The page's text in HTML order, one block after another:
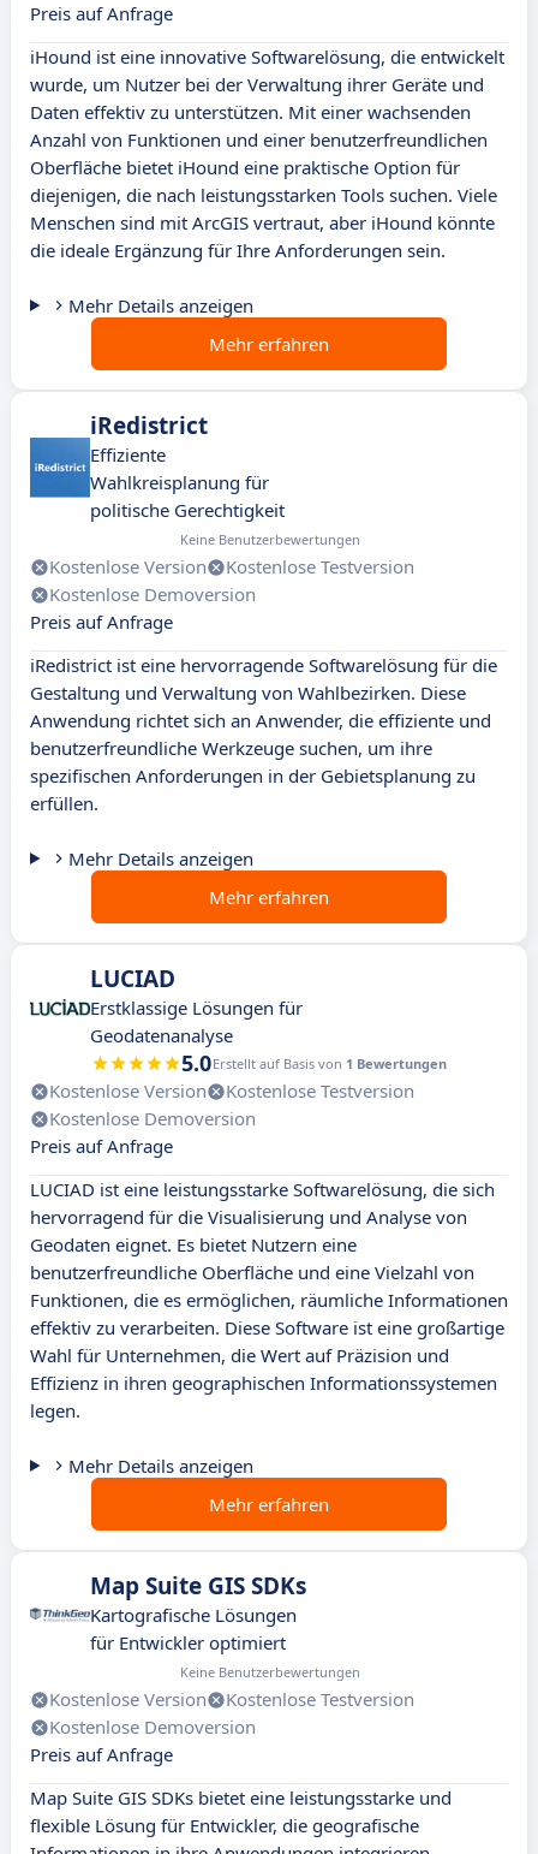
Preis auf Anfrage
iHound ist eine innovative Softwarelösung, die entwickelt
wurde, um Nutzer bei der Verwaltung ihrer Geräte und
Daten effektiv zu unterstützen. Mit einer wachsenden
Anzahl von Funktionen und einer benutzerfreundlichen
Oberfläche bietet iHound eine praktische Option für
diejenigen, die nach leistungsstarken Tools suchen. Viele
Menschen sind mit ArcGIS vertraut, aber iHound könnte
die ideale Ergänzung für Ihre Anforderungen sein.
Mehr Details anzeigen
Mehr erfahren
iRedistrict
Effiziente
Wahlkreisplanung für
politische Gerechtigkeit
Keine Benutzerbewertungen
Kostenlose Version
Kostenlose Testversion
Kostenlose Demoversion
Preis auf Anfrage
iRedistrict ist eine hervorragende Softwarelösung für die
Gestaltung und Verwaltung von Wahlbezirken. Diese
Anwendung richtet sich an Anwender, die effiziente und
benutzerfreundliche Werkzeuge suchen, um ihre
spezifischen Anforderungen in der Gebietsplanung zu
erfüllen.
Mehr Details anzeigen
Mehr erfahren
LUCIAD
Erstklassige Lösungen für
Geodatenanalyse
5.0Erstellt auf Basis von 1 Bewertungen
Kostenlose Version
Kostenlose Testversion
Kostenlose Demoversion
Preis auf Anfrage
LUCIAD ist eine leistungsstarke Softwarelösung, die sich
hervorragend für die Visualisierung und Analyse von
Geodaten eignet. Es bietet Nutzern eine
benutzerfreundliche Oberfläche und eine Vielzahl von
Funktionen, die es ermöglichen, räumliche Informationen
effektiv zu verarbeiten. Diese Software ist eine großartige
Wahl für Unternehmen, die Wert auf Präzision und
Effizienz in ihren geographischen Informationssystemen
legen.
Mehr Details anzeigen
Mehr erfahren
Map Suite GIS SDKs
Kartografische Lösungen
für Entwickler optimiert
Keine Benutzerbewertungen
Kostenlose Version
Kostenlose Testversion
Kostenlose Demoversion
Preis auf Anfrage
Map Suite GIS SDKs bietet eine leistungsstarke und
flexible Lösung für Entwickler, die geografische